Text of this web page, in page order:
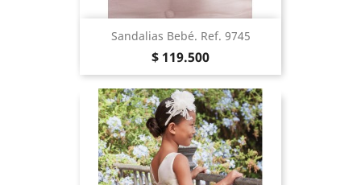
Sandalias Bebé. Ref. 9745
Precio
$ 119.500